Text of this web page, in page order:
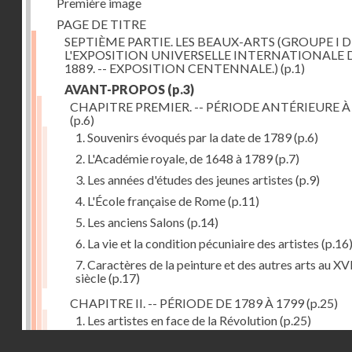
PAGE DE TITRE
SEPTIÈME PARTIE. LES BEAUX-ARTS (GROUPE I
L'EXPOSITION UNIVERSELLE INTERNATIONALE
1889. -- EXPOSITION CENTENNALE.) (p.1)
AVANT-PROPOS (p.3)
CHAPITRE PREMIER. -- PÉRIODE ANTÉRIEURE
(p.6)
1. Souvenirs évoqués par la date de 1789(p.6)
2. L'Académie royale, de 1648 à 1789(p.7)
3. Les années d'études des jeunes artistes (p.9)
4. L'École française de Rome(p.11)
5. Les anciens Salons (p.14)
6. La vie et la condition pécuniaire des artistes (p.16)
7. Caractères de la peinture et des autres arts au
siècle(p.17)
CHAPITRE II. -- PÉRIODE DE 1789 À 1799(p.25)
1. Les artistes en face de la Révolution(p.25)